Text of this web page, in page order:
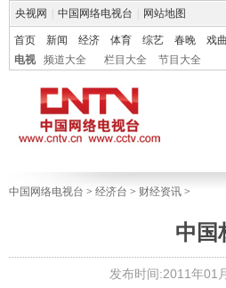
央视网 中国网络电视台 网站地图
首页 新闻 经济 体育 综艺 春晚 戏曲
电视
频道大全 栏目大全 节目大全
中国网络电视台 > 经济台 > 财经资讯 >
中国
发布时间:2011年01